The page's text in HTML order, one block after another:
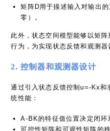
矩阵D用于描述输入对输出
零）。
此外，状态空间模型能够以矩
行为，为实现状态反馈和观测器
2. 控制器和观测器设计
通过引入状态反馈控制u=-Kx
统性能：
A-BK的特征值位置决定闭环
可控性矩阵和可观性矩阵的